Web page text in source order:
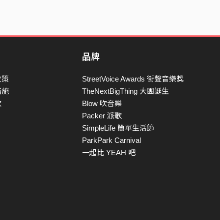
策
施
品牌
StreetVoice Awards 街聲音樂獎
TheNextBigThing 大團誕生
Blow 吹音樂
Packer 派歌
SimpleLife 簡單生活節
ParkPark Carnival
一起比 YEAH 吧